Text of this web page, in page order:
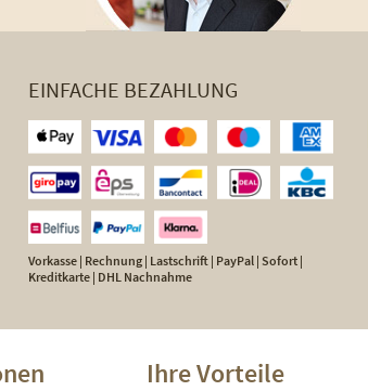
EINFACHE BEZAHLUNG
Vorkasse | Rechnung | Lastschrift | PayPal | Sofort |
Kreditkarte | DHL Nachnahme
Ihre Vorteile